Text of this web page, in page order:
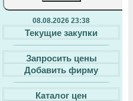
08.08.2026 23:38
Текущие закупки
Запросить цены
Добавить фирму
Каталог цен